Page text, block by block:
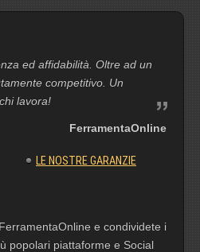
ed affidabilità. Oltre ad un
competitivo. Un
lavora!
FerramentaOnline
LE NOSTRE GARANZIE
e condividete i
popolari piattaforme e Social